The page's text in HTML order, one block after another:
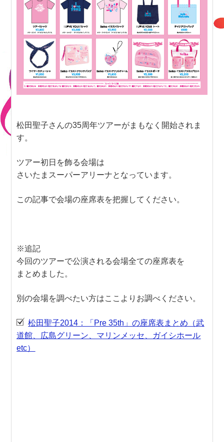
松田聖子さんの35周年ツアーがまもなく開始されま
す。
ツアー初日を飾る会場は
さいたまスーパーアリーナとなっています。
この記事で会場の座席表を把握してください。
※追記
今回のツアーで公演される会場全ての座席表を
まとめました。
別の会場を調べたい方はここよりお調べください。
松田聖子2014：「Pre 35th」の座席表まとめ（武
道館、広島グリーン、マリンメッセ、ガイシホール
etc）